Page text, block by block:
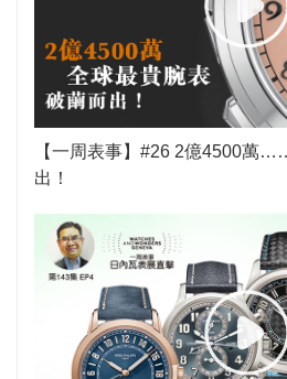
【一周表事】#26 2億4500萬
出！